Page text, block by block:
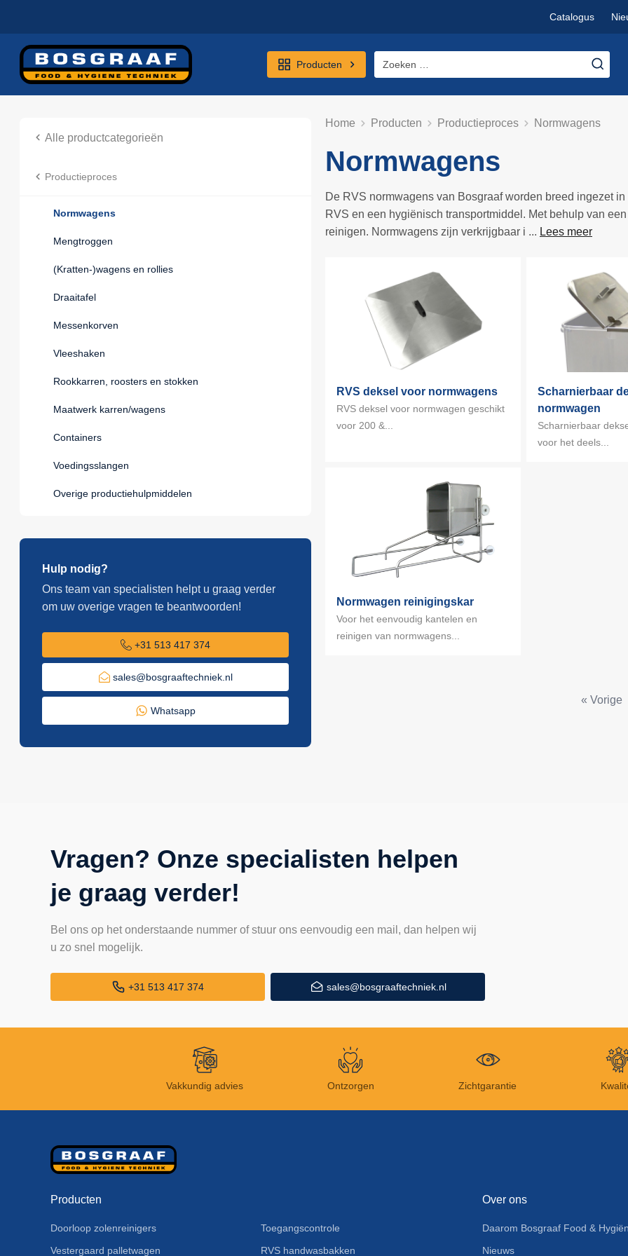
Catalogus
Producten
naar:
Alle productcategorieën
Productieproces
Normwagens
Mengtroggen
(Kratten-)wagens en rollies
Draaitafel
Messenkorven
Vleeshaken
Rookkarren, roosters en stokken
Maatwerk karren/wagens
Containers
Voedingsslangen
Overige productiehulpmiddelen
Hulp nodig?
Ons team van specialisten helpt u graag verder
om uw overige vragen te beantwoorden!
+31 513 417 374
sales@bosgraaftechniek.nl
Whatsapp
Home Producten Productieproces Normwagens
Normwagens
De RVS normwagens van Bosgraaf worden breed ingezet
RVS en een hygiënisch transportmiddel. Met behulp van
reinigen. Normwagens zijn verkrijgbaar i ... Lees meer
RVS deksel voor normwagens
RVS deksel voor normwagen geschikt
voor 200 &...
Scharnierbaar
normwagen
Scharnierbaar
voor het deels...
Normwagen reinigingskar
Voor het eenvoudig kantelen en
reinigen van normwagens...
« Vorige
Vragen? Onze specialisten helpen
je graag verder!
Bel ons op het onderstaande nummer of stuur ons eenvoudig een mail, dan helpen wij
u zo snel mogelijk.
+31 513 417 374 sales@bosgraaftechniek.nl
Vakkundig advies Ontzorgen Zichtgarantie
Producten
Doorloop zolenreinigers
Vestergaard palletwagen
Toegangscontrole
RVS handwasbakken
Over ons
Daarom Bosgraaf Food &
Nieuws